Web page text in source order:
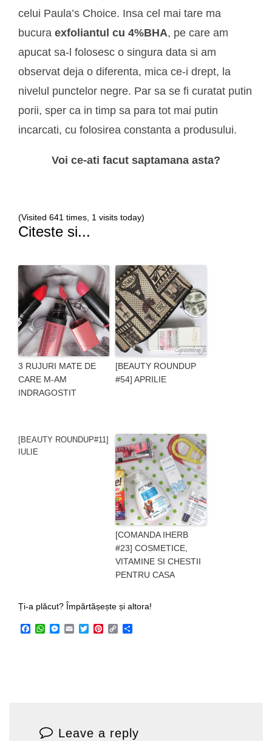
celui Paula’s Choice. Insa cel mai tare ma
bucura exfoliantul cu 4%BHA, pe care am
apucat sa-l folosesc o singura data si am
observat deja o diferenta, mica ce-i drept, la
nivelul punctelor negre. Par sa se fi curatat putin
porii, sper ca in timp sa para tot mai putin
incarcati, cu folosirea constanta a produsului.
Voi ce-ati facut saptamana asta?
(Visited 641 times, 1 visits today)
Citeste si...
3 RUJURI MATE DE
CARE M-AM
INDRAGOSTIT
[BEAUTY ROUNDUP
#54] APRILIE
[BEAUTY ROUNDUP#11]
IULIE
[COMANDA IHERB
#23] COSMETICE,
VITAMINE SI CHESTII
PENTRU CASA
Ți-a plăcut? Împărtășește și altora!
Facebook
WhatsApp
Messenger
EmailTwitterPinterest
Copy
Leave a reply